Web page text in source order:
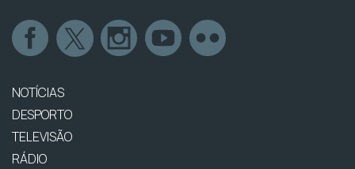
NOTÍCIAS
DESPORTO
TELEVISÃO
RÁDIO